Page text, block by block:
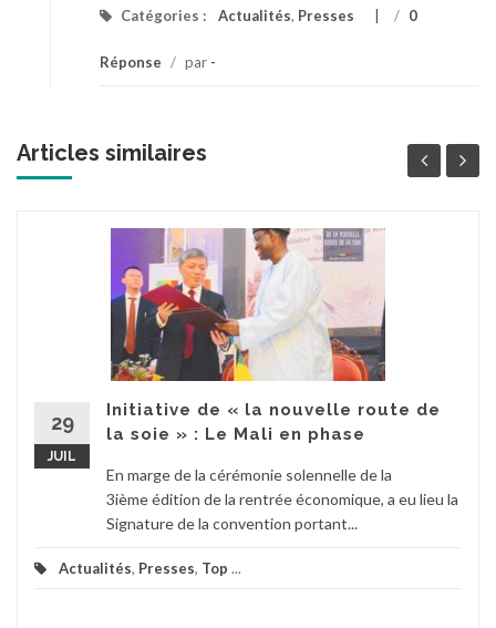
Catégories : Actualités, Presses / 0
Réponse / par -
Articles similaires
29
JUIL
Initiative de « la nouvelle route de
la soie » : Le Mali en phase
En marge de la cérémonie solennelle de la
3ième édition de la rentrée économique, a eu lieu la
Signature de la convention portant...
Actualités, Presses, Top ...